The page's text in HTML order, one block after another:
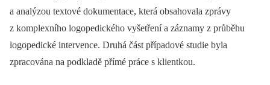
a analýzou textové dokumentace, která obsahovala zprávy
z komplexního logopedického vyšetření a záznamy z průběhu
logopedické intervence. Druhá část případové studie byla
zpracována na podkladě přímé práce s klientkou.